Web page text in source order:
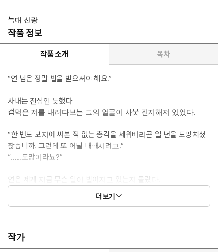
를 치료해주는 절륜 남주를 보고 싶을 때
*공감 글귀 : “향이 납니다. 수컷을 미치게 만드는 향 말이에요.”
늑대 신랑
작품 정보
작품 소개 목차
“연 님은 정말 벌을 받으셔야 해요.”
사내는 진심인 듯했다.
겁먹은 저를 내려다보는 그의 얼굴이 사뭇 진지해져 있었다.
“한 번도 보지에 싸본 적 없는 총각을 세워버리곤 일 년을 도망치셨
잖습니까. 그런데 또 어딜 내빼시려고.”
“……도망이라뇨?”
연은 제게 지금 무슨 일이 벌어지고 있는지 몰랐다.
그르릉. 그의 목구멍에서 짐승이 흘릴 법한 소리가 흘러나왔다.
양잿물이라도 들이부은 양, 진득한 것이 끓는 소리. 어디선가 많이
“이제 박은 채로 제 걸 부풀려도 제대로 받아들이실 준비가 되신 것
같습니다.”
더보기
작가